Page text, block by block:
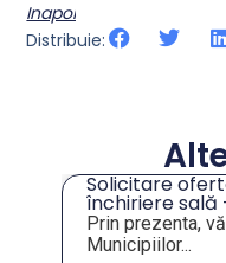
Inapoi
Distribuie:
Solicitare
închiriere sală
Prin prezenta,
Municipiilor...